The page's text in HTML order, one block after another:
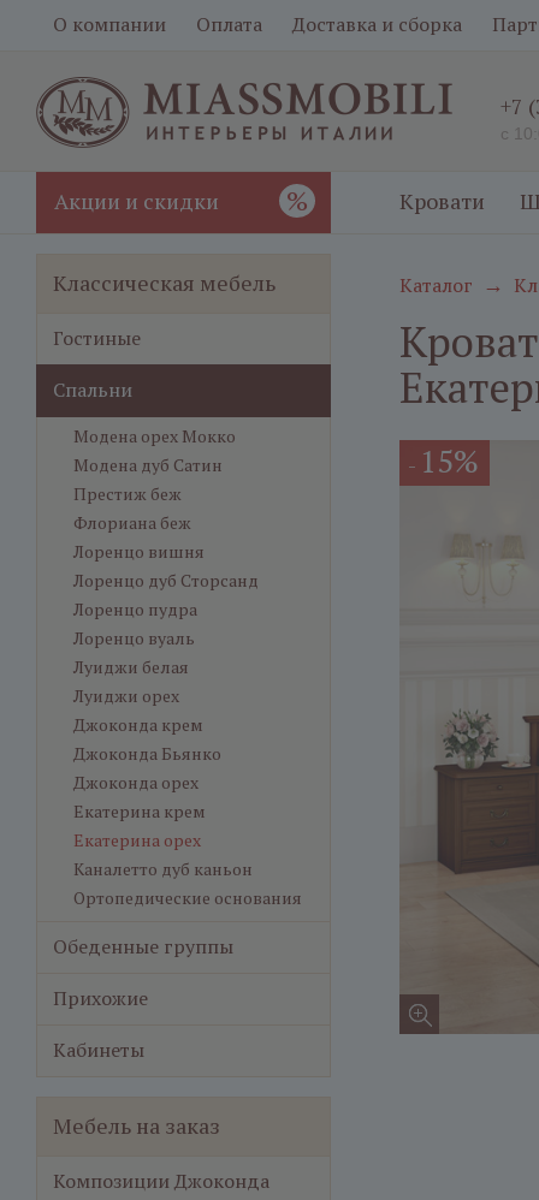
О компании Оплата Доставка и сборка
+7
с
Акции и скидки % Кровати
Каталог →
- 15%
Классическая мебель
Гостиные
Спальни
Модена орех Мокко
Модена дуб Сатин
Престиж беж
Флориана беж
Лоренцо вишня
Лоренцо дуб Сторсанд
Лоренцо пудра
Лоренцо вуаль
Луиджи белая
Луиджи орех
Джоконда крем
Джоконда Бьянко
Джоконда орех
Екатерина крем
Екатерина орех
Каналетто дуб каньон
Ортопедические основания
Обеденные группы
Прихожие
Кабинеты
Мебель на заказ
Композиции Джоконда